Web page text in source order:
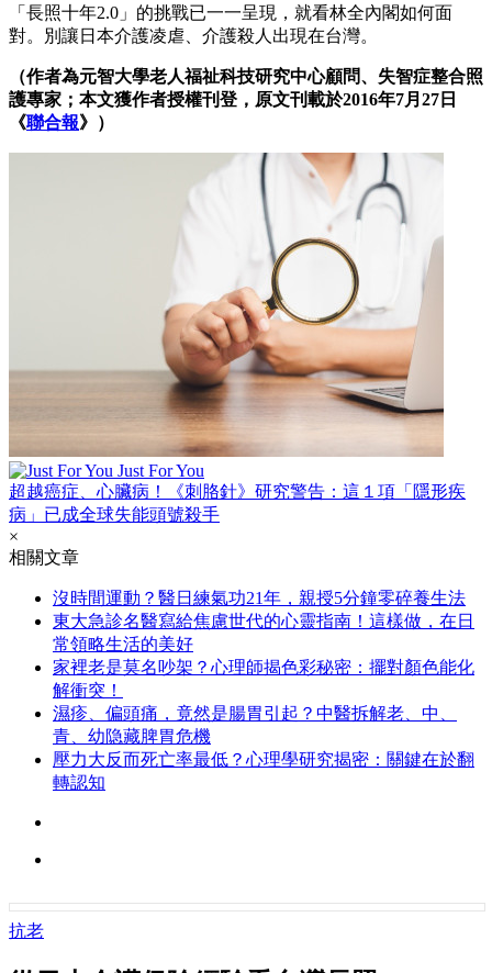
「長照十年2.0」的挑戰已一一呈現，就看林全內閣如何面
對。別讓日本介護凌虐、介護殺人出現在台灣。
（作者為元智大學老人福祉科技研究中心顧問、失智症整合照
護專家；本文獲作者授權刊登，原文刊載於2016年7月27日
《聯合報》）
Just For You
超越癌症、心臟病！《刺胳針》研究警告：這１項「隱形疾
病」已成全球失能頭號殺手
×
相關文章
沒時間運動？醫日練氣功21年，親授5分鐘零碎養生法
東大急診名醫寫給焦慮世代的心靈指南！這樣做，在日
常領略生活的美好
家裡老是莫名吵架？心理師揭色彩秘密：擺對顏色能化
解衝突！
濕疹、偏頭痛，竟然是腸胃引起？中醫拆解老、中、
青、幼隐藏脾胃危機
壓力大反而死亡率最低？心理學研究揭密：關鍵在於翻
轉認知
抗老